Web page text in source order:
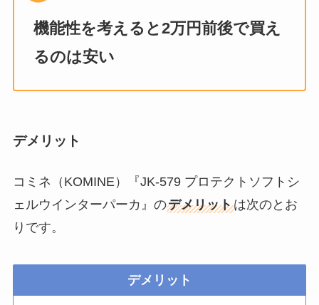
機能性を考えると2万円前後で買え
るのは安い
デメリット
コミネ（KOMINE）『JK-579 プロテクトソフトシ
ェルウインターパーカ』のデメリットは次のとお
りです。
デメリット